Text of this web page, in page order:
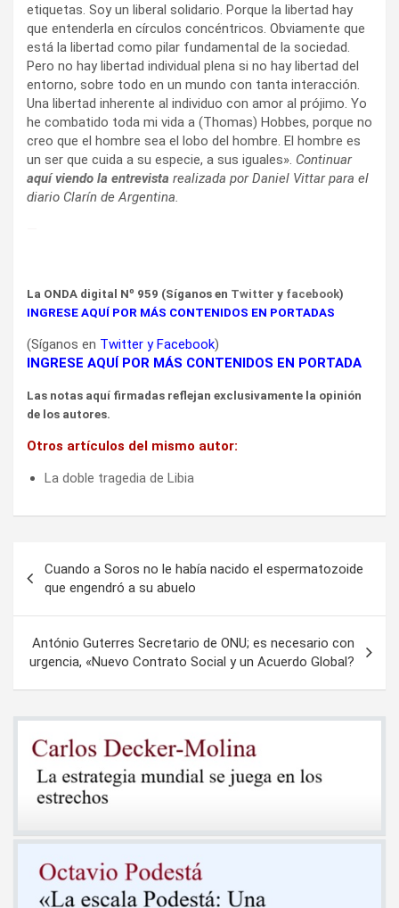
etiquetas. Soy un liberal solidario. Porque la libertad hay
que entenderla en círculos concéntricos. Obviamente que
está la libertad como pilar fundamental de la sociedad.
Pero no hay libertad individual plena si no hay libertad del
entorno, sobre todo en un mundo con tanta interacción.
Una libertad inherente al individuo con amor al prójimo. Yo
he combatido toda mi vida a (Thomas) Hobbes, porque no
creo que el hombre sea el lobo del hombre. El hombre es
un ser que cuida a su especie, a sus iguales». Continuar
aquí viendo la entrevista realizada por Daniel Vittar para el
diario Clarín de Argentina.
La ONDA digital Nº 959 (Síganos en Twitter y facebook)
INGRESE AQUÍ POR MÁS CONTENIDOS EN PORTADAS
(Síganos en Twitter yFacebook)
INGRESE AQUÍ POR MÁS CONTENIDOS EN PORTADA
Las notas aquí firmadas reflejan exclusivamente la opinión
de los autores.
Otros artículos del mismo autor:
La doble tragedia de Libia
de
entradas
Cuando a Soros no le había nacido el espermatozoide
que engendró a su abuelo
António Guterres Secretario de ONU; es necesario con
urgencia, «Nuevo Contrato Social y un Acuerdo Global?